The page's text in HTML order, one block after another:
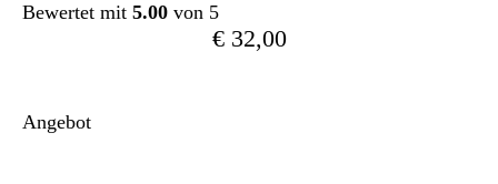
Bewertet mit 5.00 von 5
€32,00
Angebot